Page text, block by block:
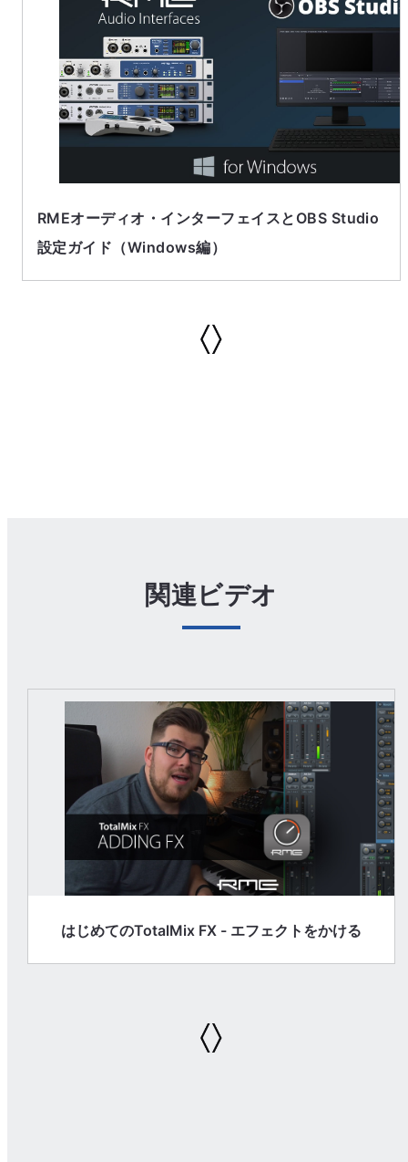
RMEオーディオ・インターフェイスとOBS Studio
設定ガイド（Windows編）
関連ビデオ
はじめてのTotalMix FX - エフェクトをかける